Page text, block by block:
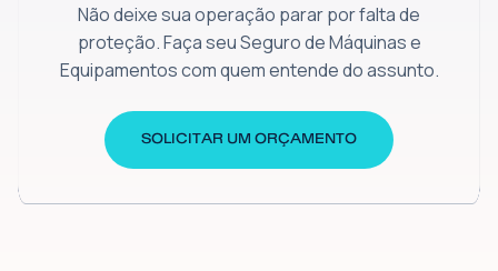
Não deixe sua operação parar por falta de
proteção. Faça seu Seguro de Máquinas e
Equipamentos com quem entende do assunto.
SOLICITAR UM ORÇAMENTO